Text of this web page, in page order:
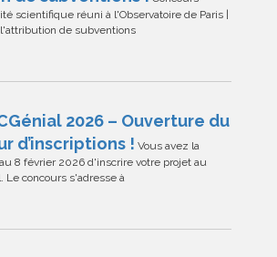
scientifique réuni à l'Observatoire de Paris |
de subventions
2026 – Ouverture du
d’inscriptions ! Vous avez la
8 février 2026 d'inscrire votre projet au
Le concours s'adresse à